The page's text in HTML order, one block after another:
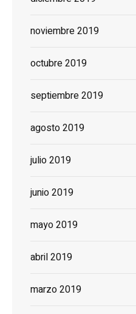
noviembre 2019
octubre 2019
septiembre 2019
agosto 2019
julio 2019
junio 2019
mayo 2019
abril 2019
marzo 2019